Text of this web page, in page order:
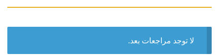
لا توجد مراجعات بعد.